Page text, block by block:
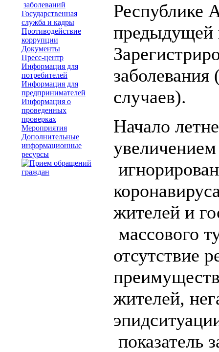
заболеваний
Государственная
служба и кадры
Противодействие
коррупции
Документы
Пресс-центр
Информация для
потребителей
Информация для
предпринимателей
Информация о
проведенных
проверках
Мероприятия
Дополнительные
информационные
ресурсы
Республике
предыдущей
случаев).
Начало
жителей и
массового
отсутствие
жителей,
показатель